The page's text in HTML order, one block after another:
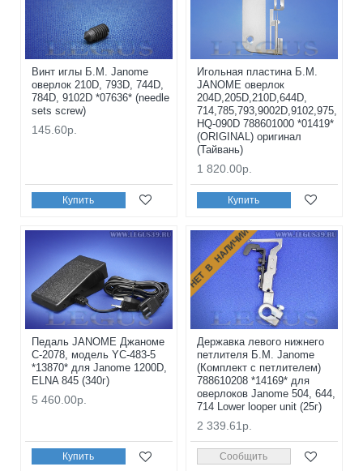
Винт иглы Б.М. Janome
оверлок 210D, 793D, 744D,
784D, 9102D *07636* (needle
sets screw)
145.60р.
Купить
Игольная пластина Б.М.
JANOME оверлок
204D,205D,210D,644D,
714,785,793,9002D,9102,975,
HQ-090D 788601000 *01419*
(ORIGINAL) оригинал
(Тайвань)
1 820.00р.
Купить
Педаль JANOME Джаноме
C-2078, модель YC-483-5
*13870* для Janome 1200D,
ELNA 845 (340г)
5 460.00р.
Купить
НЕТ В НАЛИЧИИ
Державка левого нижнего
петлителя Б.М. Janome
(Комплект с петлителем)
788610208 *14169* для
оверлоков Janome 504, 644,
714 Lower looper unit (25г)
2 339.61р.
Сообщить